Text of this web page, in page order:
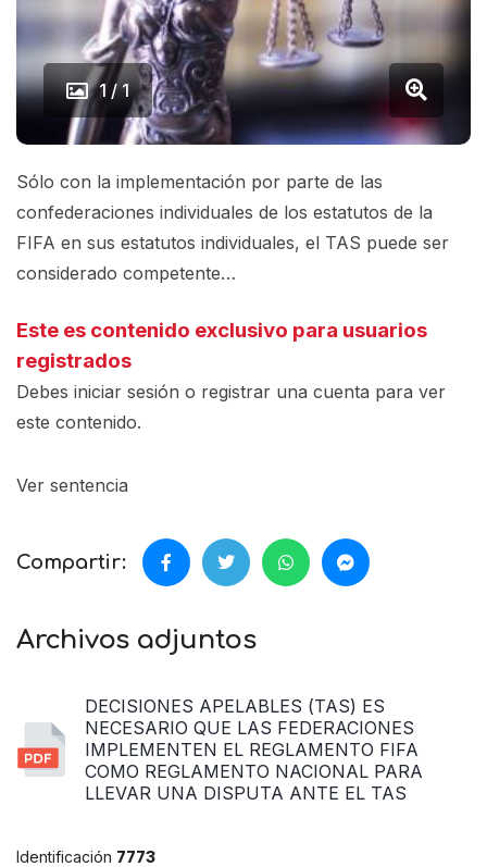
1 / 1
Sólo con la implementación por parte de las
confederaciones individuales de los estatutos de la
FIFA en sus estatutos individuales, el TAS puede ser
considerado competente…
Este es contenido exclusivo para usuarios
registrados
Debes iniciar sesión o registrar una cuenta para ver
este contenido.
Ver sentencia
Compartir:
Archivos adjuntos
DECISIONES APELABLES (TAS) ES
NECESARIO QUE LAS FEDERACIONES
IMPLEMENTEN EL REGLAMENTO FIFA
COMO REGLAMENTO NACIONAL PARA
LLEVAR UNA DISPUTA ANTE EL TAS
Identificación 7773